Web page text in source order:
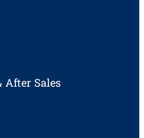
After Sales